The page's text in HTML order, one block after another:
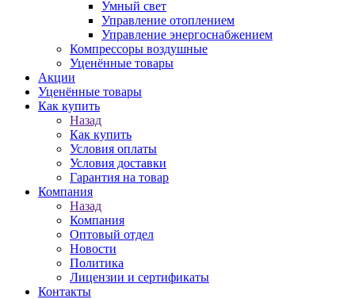
Умный свет
Управление отоплением
Управление энергоснабжением
Компрессоры воздушные
Уценённые товары
Акции
Уценённые товары
Как купить
Назад
Как купить
Условия оплаты
Условия доставки
Гарантия на товар
Компания
Назад
Компания
Оптовый отдел
Новости
Политика
Лицензии и сертификаты
Контакты